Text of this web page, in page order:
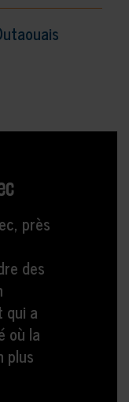
près
des
qui a
où la
plus